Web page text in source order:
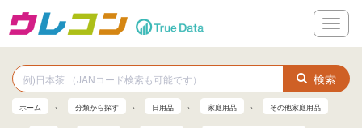
メ
ニ
ー
検索
ホーム 分類から探す 日用品 家庭用品 その他家庭用品